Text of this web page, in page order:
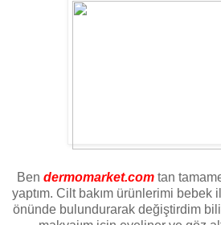
Ben dermomarket.com tan
yaptım. Cilt bakım ürünlerimi
önünde bulundurarak değiştirdim